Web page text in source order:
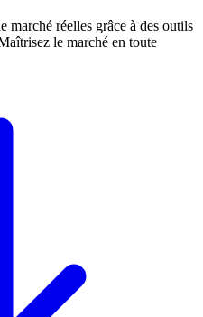
marché réelles grâce à des outils
le marché en toute